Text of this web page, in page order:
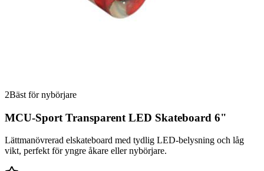
2Bäst för nybörjare
MCU-Sport Transparent LED Skateboard 6"
Lättmanövrerad elskateboard med tydlig LED-belysning och låg
vikt, perfekt för yngre åkare eller nybörjare.